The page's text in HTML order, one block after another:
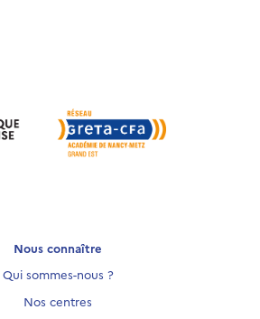
Nous connaître
Qui sommes-nous ?
Nos centres